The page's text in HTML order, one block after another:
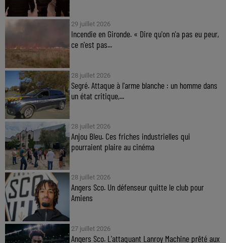
29 juillet 2026
Incendie en Gironde. « Dire qu'on n'a pas eu peur,
ce n'est pas...
28 juillet 2026
Segré. Attaque à l'arme blanche : un homme dans
un état critique,...
28 juillet 2026
Anjou Bleu. Ces friches industrielles qui
pourraient plaire au cinéma
28 juillet 2026
Angers Sco. Un défenseur quitte le club pour
Amiens
27 juillet 2026
Angers Sco. L'attaquant Lanroy Machine prêté aux